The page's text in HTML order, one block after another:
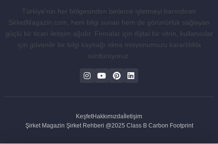
Türkiye’nin her bölgesinden binlerce işletmeyi barındıran
SirketMagazin.com, hem bilgi sunan hem de görünürlük sağlayan
güçlü bir ticari iletişim ağıdır. Firmalar için dijital bir vitrin, kullanıcılar
için güvenilir bir bilgi kaynağı olma misyonumuzu kararlılıkla
sürdürüyoruz.
KeşfetHakkımızda İletişim
Şirket Magazin Şirket Rehberi @2025 Class B Carbon Footprint